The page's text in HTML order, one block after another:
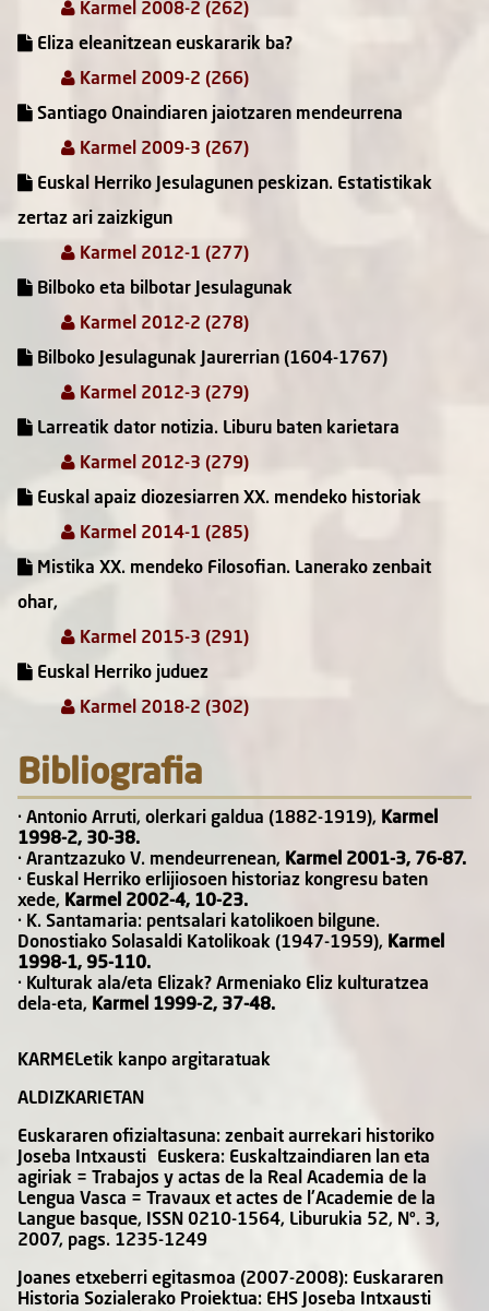
Karmel 2008-2 (262)
Eliza eleanitzean euskararik ba?
Karmel 2009-2 (266)
Santiago Onaindiaren jaiotzaren mendeurrena
Karmel 2009-3 (267)
Euskal Herriko Jesulagunen peskizan. Estatistikak
zertaz ari zaizkigun
Karmel 2012-1 (277)
Bilboko eta bilbotar Jesulagunak
Karmel 2012-2 (278)
Bilboko Jesulagunak Jaurerrian (1604-1767)
Karmel 2012-3 (279)
Larreatik dator notizia. Liburu baten karietara
Karmel 2012-3 (279)
Euskal apaiz diozesiarren XX. mendeko historiak
Karmel 2014-1 (285)
Mistika XX. mendeko Filosofian. Lanerako zenbait
ohar,
Karmel 2015-3 (291)
Euskal Herriko juduez
Karmel 2018-2 (302)
Bibliografia
· Antonio Arruti, olerkari galdua (1882-1919), Karmel
1998-2, 30-38.
· Arantzazuko V. mendeurrenean, Karmel 2001-3, 76-87.
· Euskal Herriko erlijiosoen historiaz kongresu baten
xede, Karmel 2002-4, 10-23.
· K. Santamaria: pentsalari katolikoen bilgune.
Donostiako Solasaldi Katolikoak (1947-1959), Karmel
1998-1, 95-110.
· Kulturak ala/eta Elizak? Armeniako Eliz kulturatzea
dela-eta, Karmel 1999-2, 37-48.
KARMELetik kanpo argitaratuak
ALDIZKARIETAN
Euskararen ofizialtasuna: zenbait aurrekari historiko
Joseba Intxausti Euskera: Euskaltzaindiaren lan eta
agiriak = Trabajos y actas de la Real Academia de la
Lengua Vasca = Travaux et actes de l'Academie de la
Langue basque, ISSN 0210-1564, Liburukia 52, Nº. 3,
2007, pags. 1235-1249
Joanes etxeberri egitasmoa (2007-2008): Euskararen
Historia Sozialerako Proiektua: EHS Joseba Intxausti